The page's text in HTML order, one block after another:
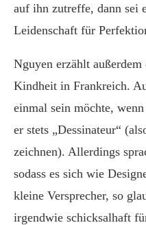
auf ihn zutreffe, dann sei
Leidenschaft für
Nguyen erzählt außerdem
Kindheit in Frankreich.
einmal sein möchte,
er stets „Dessinateur“
zeichnen). Allerdings
sodass es sich wie
kleine Versprecher, so
irgendwie schicksalhaft